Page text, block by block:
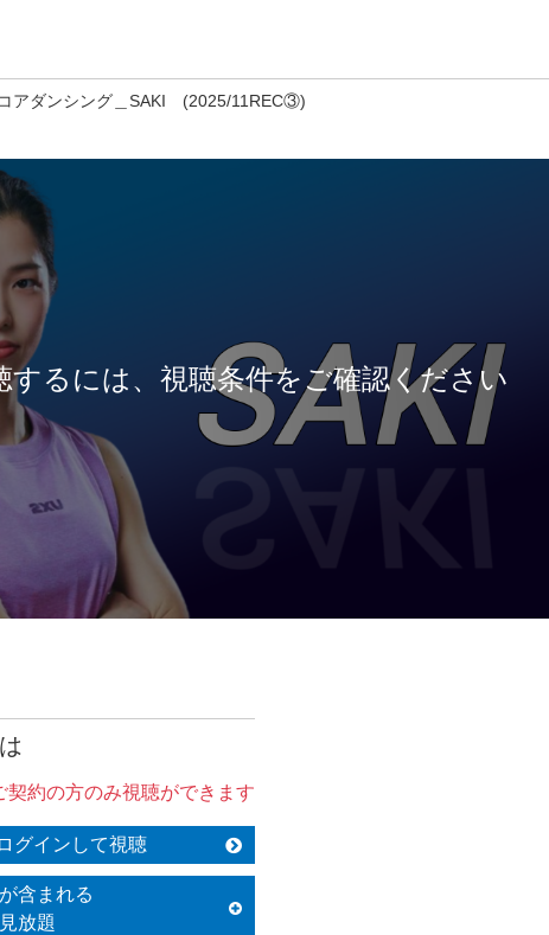
アダンシング＿SAKI (2025/11REC③)
するには、視聴条件をご確認ください
約の方のみ視聴ができます
グインして視聴
含まれる
放題